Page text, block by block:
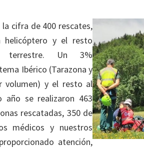
cifra de 400 rescates,
y el resto
terrestre. Un 3%
Ibérico (Tarazona y
volumen) y el resto al
año se realizaron 463
rescatadas, 350 de
médicos y nuestros
atención,